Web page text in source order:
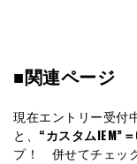
■関連ページ
現在エントリー受付
と、 “カスタムIEM”
プ！ 併せてチェッ